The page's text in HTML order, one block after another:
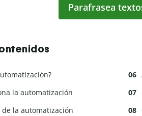
Parafrasea
la automatización
la automatización